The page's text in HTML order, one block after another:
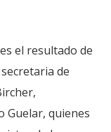
el resultado de
de
Guelar, quienes